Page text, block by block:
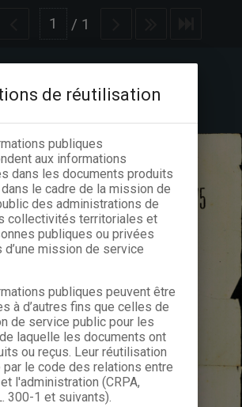
/ 1
de réutilisation
publiques
aux informations
dans les documents produits
le cadre de la mission de
des administrations de
collectivités territoriales et
publiques ou privées
d’une mission de service
publiques peuvent être
à d’autres fins que celles de
de service public pour les
laquelle les documents ont
ou reçus. Leur réutilisation
le code des relations entre
l'administration (CRPA,
300-1 et suivants).